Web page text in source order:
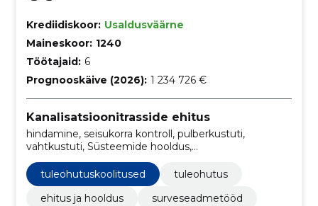
Krediidiskoor: Usaldusväärne
Maineskoor: 1240
Töötajaid: 6
Prognooskäive (2026): 1 234 726 €
Kanalisatsioonitrasside ehitus
hindamine, seisukorra kontroll, pulberkustuti,
vahtkustuti, Süsteemide hooldus,
tuleohutuskoolitused, evakuatsiooniplaanid,
läbipääsusüsteemid, dokumentatsioon,
korstnapühkija teenused
tuleohutuskoolitused
tuleohutus
ehitus ja hooldus
surveseadmetööd